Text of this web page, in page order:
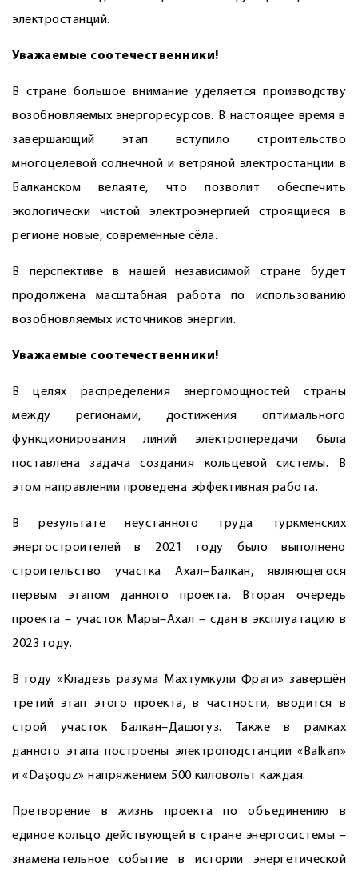
электростанций.
Уважаемые соотечественники!
В стране большое внимание уделяется производству
возобновляемых энергоресурсов. В настоящее время в
завершающий этап вступило строительство
многоцелевой солнечной и ветряной электростанции в
Балканском велаяте, что позволит обеспечить
экологически чистой электроэнергией строящиеся в
регионе новые, современные сёла.
В перспективе в нашей независимой стране будет
продолжена масштабная работа по использованию
возобновляемых источников энергии.
Уважаемые соотечественники!
В целях распределения энергомощностей страны
между регионами, достижения оптимального
функционирования линий электропередачи была
поставлена задача создания кольцевой системы. В
этом направлении проведена эффективная работа.
В результате неустанного труда туркменских
энергостроителей в 2021 году было выполнено
строительство участка Ахал–Балкан, являющегося
первым этапом данного проекта. Вторая очередь
проекта – участок Мары–Ахал – сдан в эксплуатацию в
2023 году.
В году «Кладезь разума Махтумкули Фраги» завершён
третий этап этого проекта, в частности, вводится в
строй участок Балкан–Дашогуз. Также в рамках
данного этапа построены электроподстанции «Balkan»
и «Daşoguz» напряжением 500 киловольт каждая.
Претворение в жизнь проекта по объединению в
единое кольцо действующей в стране энергосистемы –
знаменательное событие в истории энергетической